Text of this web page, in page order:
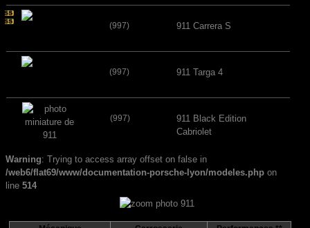
(997) 911 Carrera S
(997) 911 Targa 4
(997)
911 Black Edition
Cabriolet
Warning: Trying to access array offset on false in
/web6/flat69/www/documentation-porsche-lyon/modeles.php on
line514